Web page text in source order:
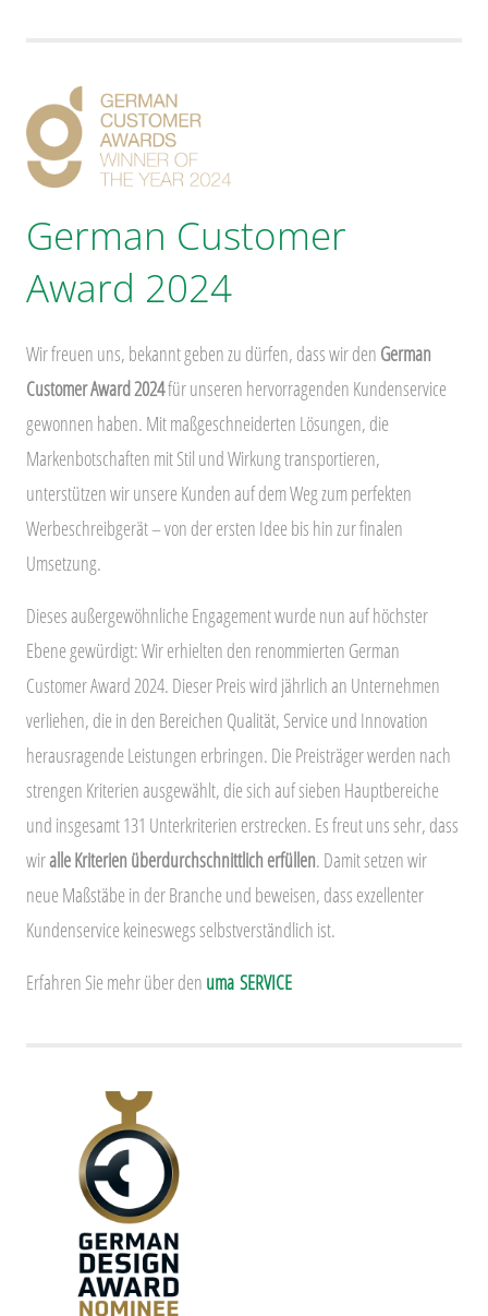
German Customer
Award 2024
Wir freuen uns, bekannt geben zu dürfen, dass wir den German
Customer Award 2024für unseren hervorragenden Kundenservice
gewonnen haben. Mit maßgeschneiderten Lösungen, die
Markenbotschaften mit Stil und Wirkung transportieren,
unterstützen wir unsere Kunden auf dem Weg zum perfekten
Werbeschreibgerät – von der ersten Idee bis hin zur finalen
Umsetzung.
Dieses außergewöhnliche Engagement wurde nun auf höchster
Ebene gewürdigt: Wir erhielten den renommierten German
Customer Award 2024. Dieser Preis wird jährlich an Unternehmen
verliehen, die in den Bereichen Qualität, Service und Innovation
herausragende Leistungen erbringen. Die Preisträger werden nach
strengen Kriterien ausgewählt, die sich auf sieben Hauptbereiche
und insgesamt 131 Unterkriterien erstrecken. Es freut uns sehr, dass
wiralle Kriterien überdurchschnittlich erfüllen. Damit setzen wir
neue Maßstäbe in der Branche und beweisen, dass exzellenter
Kundenservice keineswegs selbstverständlich ist.
Erfahren Sie mehr über den uma SERVICE